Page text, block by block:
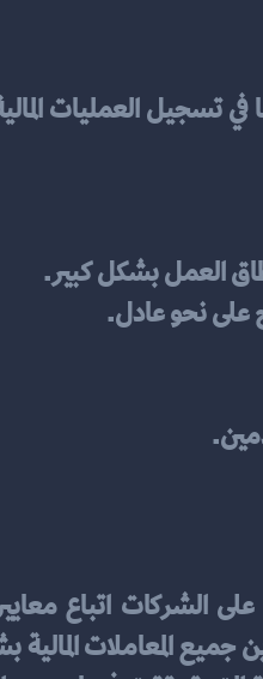
العمل بشكل كبير.
على نحو عادل.